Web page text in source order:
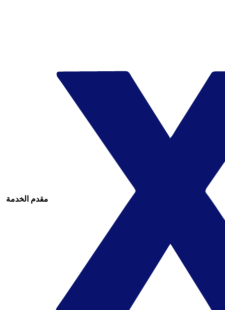
مقدم الخدمة